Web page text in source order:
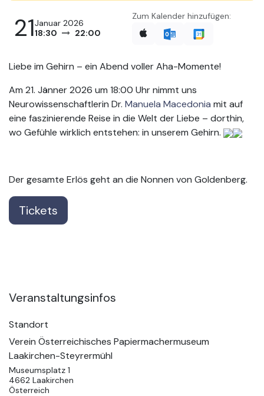
21Januar 2026
18:30
22:00
Zum Kalender hinzufügen:
Liebe im Gehirn – ein Abend voller Aha-Momente!
Am 21. Jänner 2026 um 18:00 Uhr nimmt uns
Neurowissenschaftlerin Dr. Manuela Macedonia mit auf
eine faszinierende Reise in die Welt der Liebe – dorthin,
wo Gefühle wirklich entstehen: in unserem Gehirn.
Der gesamte Erlös geht an die Nonnen von Goldenberg.
Tickets
Veranstaltungsinfos
Standort
Verein Österreichisches Papiermachermuseum
Laakirchen-Steyrermühl
Museumsplatz 1
4662 Laakirchen
Österreich